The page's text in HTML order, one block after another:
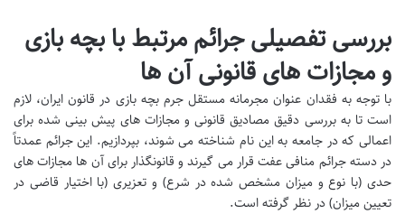
بررسی تفصیلی جرائم مرتبط با بچه بازی
و مجازات های قانونی آن ها
با توجه به فقدان عنوان مجرمانه مستقل جرم بچه بازی در قانون ایران، لازم
است تا به بررسی دقیق مصادیق قانونی و مجازات های پیش بینی شده برای
اعمالی که در جامعه به این نام شناخته می شوند، بپردازیم. این جرائم عمدتاً
در دسته جرائم منافی عفت قرار می گیرند و قانونگذار برای آن ها مجازات های
حدی (با نوع و میزان مشخص شده در شرع) و تعزیری (با اختیار قاضی در
تعیین میزان) در نظر گرفته است.